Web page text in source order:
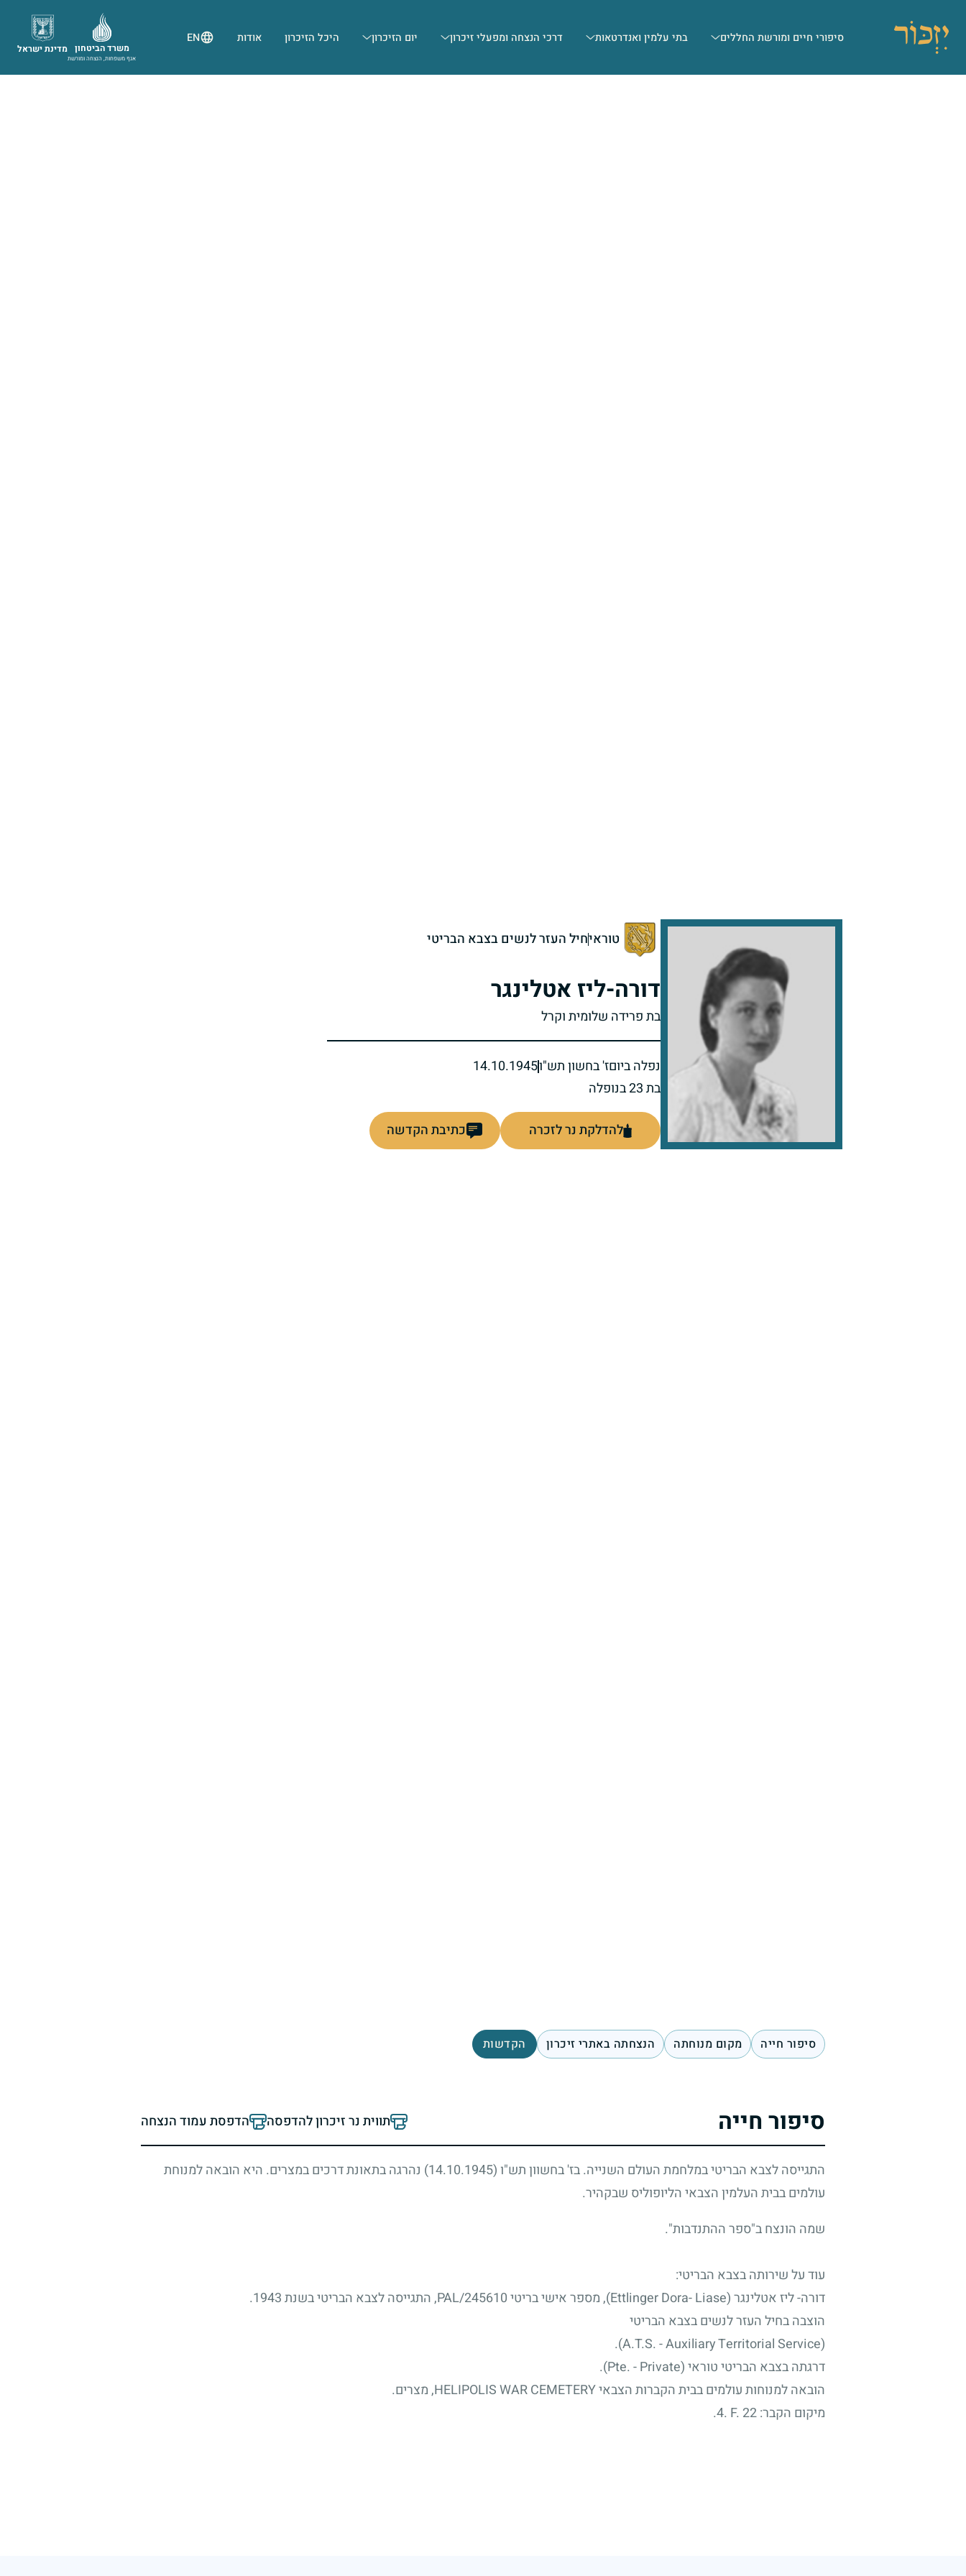
סיפורי חיים ומורשת החללים בתי עלמין ואנדרטאות דרכי הנצחה ומפעלי זיכרון יום הזיכרון היכל הזיכרון אודות EN
מדינת ישראל משרד הביטחון
אגף משפחות, הנצחה ומורשת
טוראיחיל העזר לנשים בצבא הבריטי
דורה-ליז אטלינגר
בת פרידה שלומית וקרל
נפלה ביוםז' בחשון תש"ו14.10.1945
בת 23 בנופלה
להדלקת נר לזכרה כתיבת הקדשה
סיפור חייה מקום מנוחתה הנצחתה באתרי זיכרון הקדשות
סיפור חייה תווית נר זיכרון להדפסה הדפסת עמוד הנצחה
התגייסה לצבא הבריטי במלחמת העולם השנייה. בז' בחשוון תש"ו (14.10.1945)
נהרגה בתאונת דרכים במצרים. היא הובאה למנוחת
עולמים בבית העלמין הצבאי הליופוליס שבקהיר.
שמה הונצח ב"ספר ההתנדבות".
עוד על שירותה בצבא הבריטי:
דורה- ליז אטלינגר (Ettlinger Dora- Liase), מספר אישי בריטי PAL/245610, התגייסה לצבא הבריטי בשנת 1943.
הוצבה בחיל העזר לנשים בצבא הבריטי
(A.T.S. - Auxiliary Territorial Service).
דרגתה בצבא הבריטי טוראי (Pte. - Private).
הובאה למנוחות עולמים בבית הקברות הצבאי HELIPOLIS WAR CEMETERY, מצרים.
מיקום הקבר:4. F. 22
.